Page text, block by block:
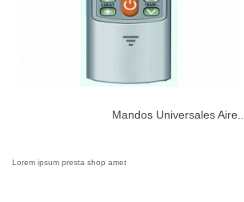
Mandos Universales Aire...
Lorem ipsum presta shop amet